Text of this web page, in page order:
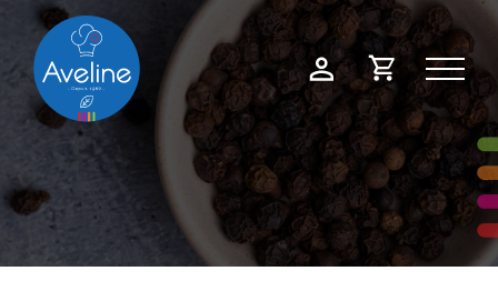
Mon
compte
Demande
de
devis
Panneau de gestion des cookies